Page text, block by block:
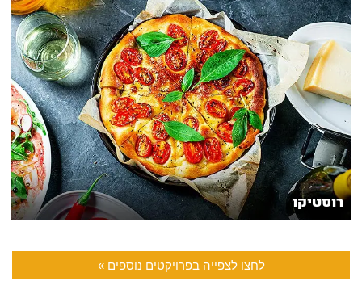
רוסטיקו
לחצו לצפייה בפרויקטים נוספים »